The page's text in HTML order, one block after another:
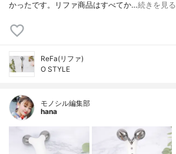
かったです。リファ商品はすべてか…続きを見る
ReFa(リファ)
O STYLE
モノシル編集部
hana